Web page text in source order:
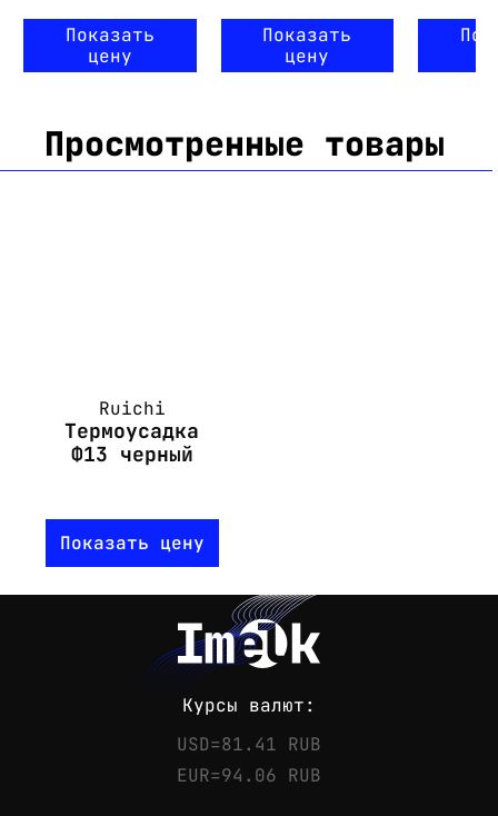
Показать
цену
Показать
цену
Просмотренные товары
Ruichi
Термоусадка
Ф13 черный
Показать цену
Курсы валют:
USD=81.41 RUB
EUR=94.06 RUB